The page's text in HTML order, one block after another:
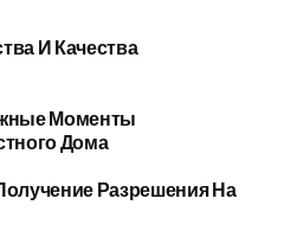
И Качества
Моменты
Дома
Разрешения На